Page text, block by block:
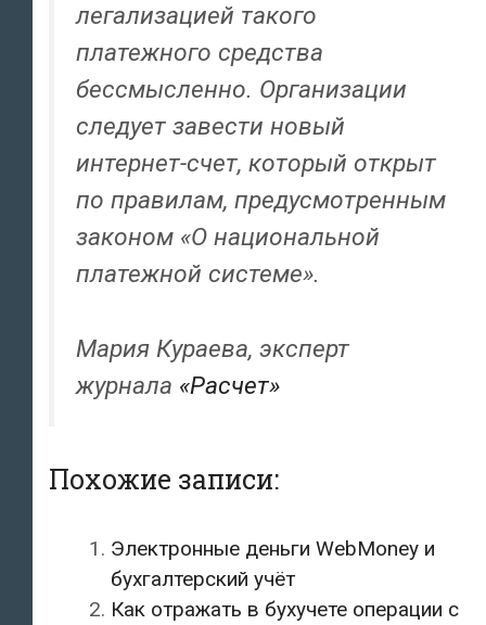
легализацией такого
платежного средства
бессмысленно. Организации
следует завести новый
интернет-счет, который открыт
по правилам, предусмотренным
законом «О национальной
платежной системе».
Мария Кураева, эксперт
журнала «Расчет»
Похожие записи:
Электронные деньги WebMoney и
бухгалтерский учёт
Как отражать в бухучете операции с